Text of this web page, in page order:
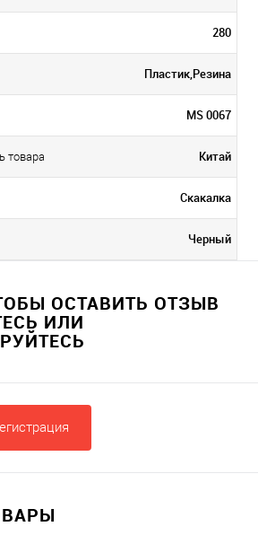
280
Пластик,Резина
MS 0067
товара Китай
Скакалка
Черный
ОСТАВИТЬ ОТЗЫВ
ИЛИ